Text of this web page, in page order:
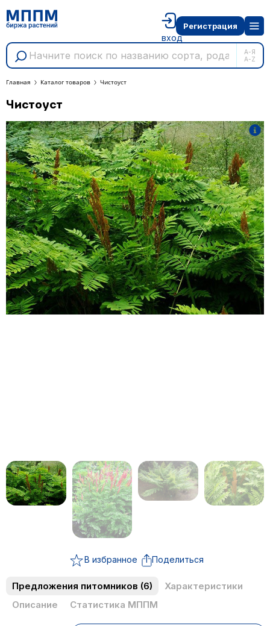
А-Я
A-Z
вход
Регистрация
Главная Каталог товаров Чистоуст
Чистоуст
В избранное Поделиться
Предложения питомников (6)
Характеристики
Описание
Статистика МППМ